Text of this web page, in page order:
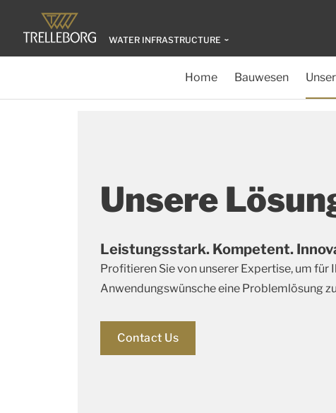
WATER INFRASTRUCTURE
Home Bauwesen
Unsere
Leistungsstark. Kompetent.
Profitieren Sie von unserer Expertise, um für
Anwendungswünsche eine Problemlösung
Contact Us